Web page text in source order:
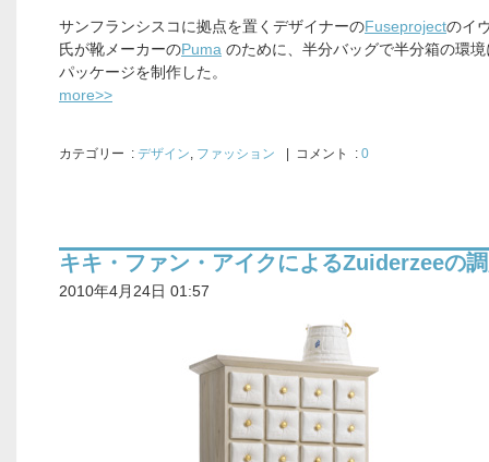
サンフランシスコに拠点を置くデザイナーのFuseprojectのイ
氏が靴メーカーのPuma のために、半分バッグで半分箱の環
パッケージを制作した。
more>>
カテゴリー : デザイン, ファッション | コメント : 0
キキ・ファン・アイクによるZuiderzeeの
2010年4月24日 01:57